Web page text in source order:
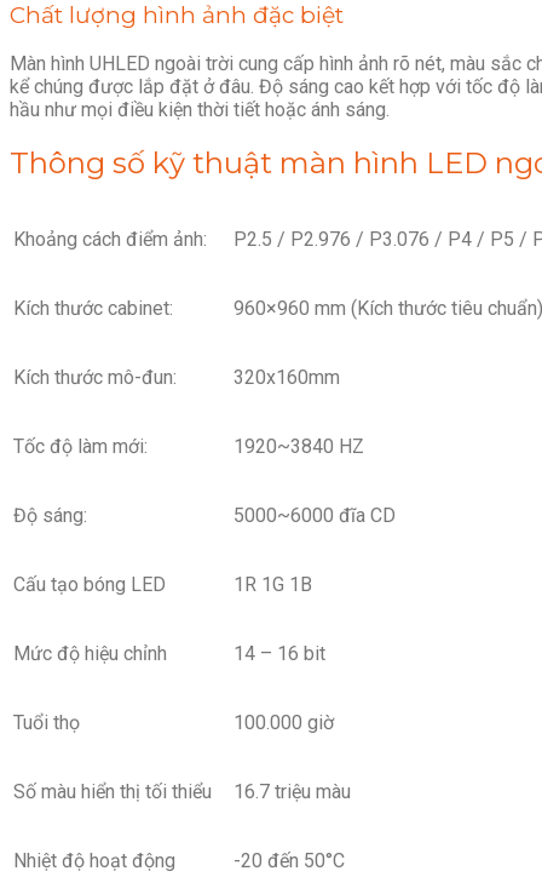
Chất lượng hình ảnh đặc biệt
Màn hình UHLED ngoài trời cung cấp hình ảnh rõ nét, màu sắc
kể chúng được lắp đặt ở đâu. Độ sáng cao kết hợp với tốc độ
hầu như mọi điều kiện thời tiết hoặc ánh sáng.
Thông số kỹ thuật màn hình LED
Khoảng cách điểm ảnh: P2.5 / P2.976 / P3.076 / P4 / P5 /
Kích thước cabinet: 960×960 mm (Kích thước tiêu chuẩn)
Kích thước mô-đun: 320x160mm
Tốc độ làm mới: 1920~3840 HZ
Độ sáng: 5000~6000 đĩa CD
Cấu tạo bóng LED 1R 1G 1B
Mức độ hiệu chỉnh 14 – 16 bit
Tuổi thọ 100.000 giờ
Số màu hiển thị tối thiểu 16.7 triệu màu
Nhiệt độ hoạt động -20 đến 50°C